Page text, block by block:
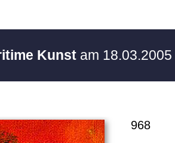
Kunst am 18.03.2005
968